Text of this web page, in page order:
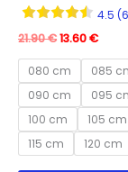
4.5
21.90€Original
was:
21.90 €.
13.60€
is:
080 cm
085
090 cm
095
100 cm
105 cm
115 cm
120 cm